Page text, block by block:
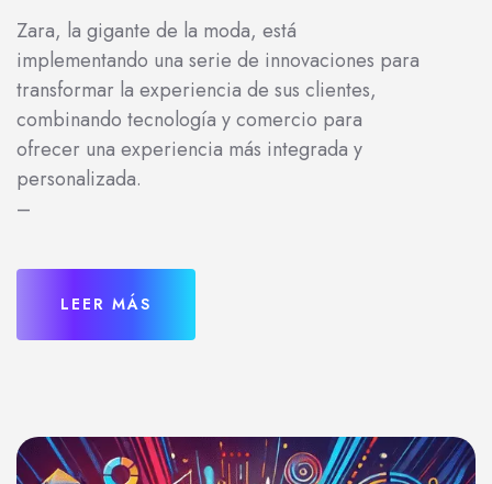
Zara, la gigante de la moda, está
implementando una serie de innovaciones para
transformar la experiencia de sus clientes,
combinando tecnología y comercio para
ofrecer una experiencia más integrada y
personalizada.
–
LEER MÁS